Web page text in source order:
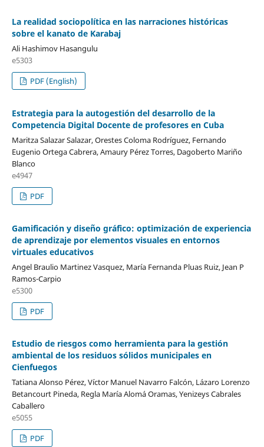
La realidad sociopolítica en las narraciones históricas
sobre el kanato de Karabaj
Ali Hashimov Hasangulu
e5303
PDF (English)
Estrategia para la autogestión del desarrollo de la
Competencia Digital Docente de profesores en Cuba
Maritza Salazar Salazar, Orestes Coloma Rodríguez, Fernando
Eugenio Ortega Cabrera, Amaury Pérez Torres, Dagoberto Mariño
Blanco
e4947
PDF
Gamificación y diseño gráfico: optimización de experiencia
de aprendizaje por elementos visuales en entornos
virtuales educativos
Angel Braulio Martinez Vasquez, María Fernanda Pluas Ruiz, Jean P
Ramos-Carpio
e5300
PDF
Estudio de riesgos como herramienta para la gestión
ambiental de los residuos sólidos municipales en
Cienfuegos
Tatiana Alonso Pérez, Víctor Manuel Navarro Falcón, Lázaro Lorenzo
Betancourt Pineda, Regla María Alomá Oramas, Yenizeys Cabrales
Caballero
e5055
PDF